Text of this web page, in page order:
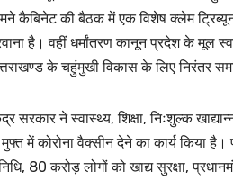
कैबिनेट की बैठक में एक विशेष क्लेम
है। वहीं धर्मांतरण कानून प्रदेश के मूल
के चहुंमुखी विकास के लिए निरंतर
सरकार ने स्वास्थ्य, शिक्षा, निःशुल्क
में कोरोना वैक्सीन देने का कार्य किया है।
80 करोड़ लोगों को खाद्य सुरक्षा,